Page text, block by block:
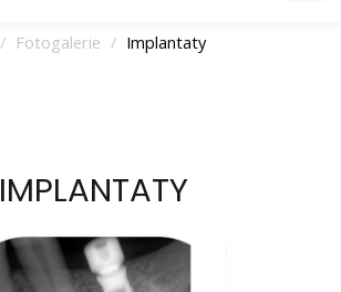
Fotogalerie Implantaty
IMPLANTATY